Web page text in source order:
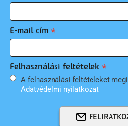
E-mail cím
Felhasználási feltételek
A felhasználási feltételeket
Adatvédelmi nyilatkozat